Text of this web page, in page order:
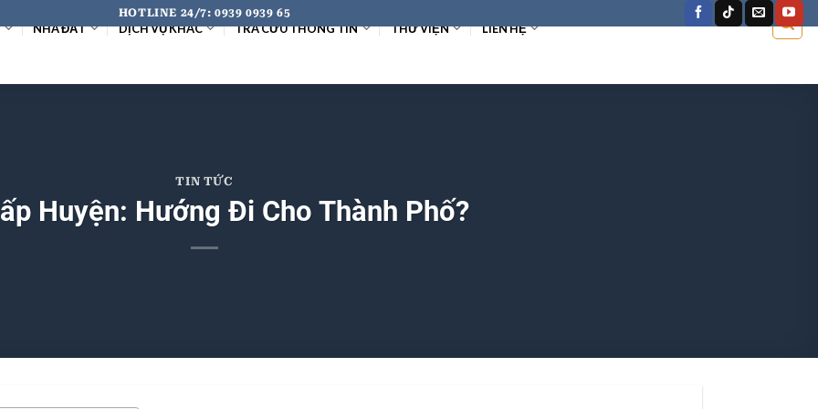
HOTLINE 24/7: 0939 0939 65
NHÀ ĐẤT DỊCH VỤ KHÁC TRA CỨU THÔNG TIN THƯ VIỆN LIÊN HỆ
TIN TỨC
Huyện: Hướng Đi Cho Thành Phố?